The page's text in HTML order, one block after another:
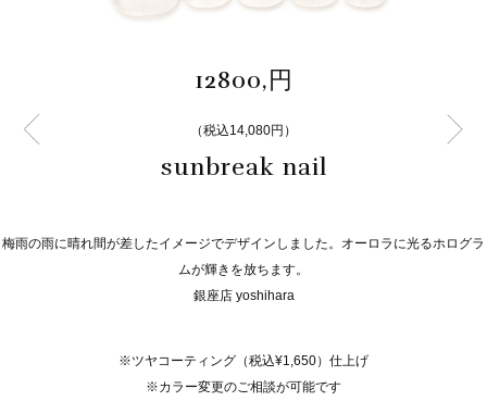
12800,円
（税込14,080円）
sunbreak nail
梅雨の雨に晴れ間が差したイメージでデザインしました。オーロラに光るホログラ
ムが輝きを放ちます。
銀座店 yoshihara
※ツヤコーティング（税込¥1,650）仕上げ
※カラー変更のご相談が可能です